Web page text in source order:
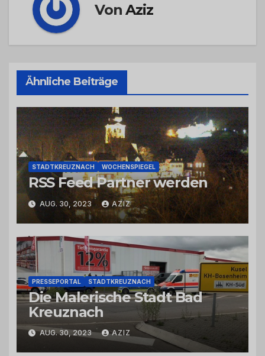
VonAziz
Ähnliche Beiträge
STADTKREUZNACH WOCHENSPIEGEL
RSS Feed Partner werden
AUG. 30, 2023 AZIZ
PRESSEPORTAL STADTKREUZNACH
Die Malerische Stadt Bad
Kreuznach
AUG. 30, 2023 AZIZ